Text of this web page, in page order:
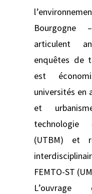
Bourgogne
articulent
enquêtes de
est
universités en
et
technologie
(UTBM) et
FEMTO-ST